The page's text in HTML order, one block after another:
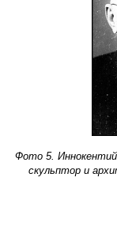
Фото 5. Иннокентий
скульптор и